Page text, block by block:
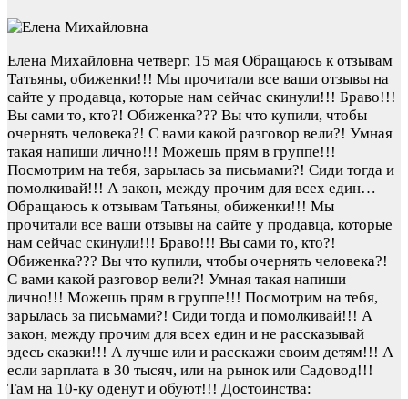
Елена Михайловна четверг, 15 мая Обращаюсь к отзывам
Татьяны, обиженки!!! Мы прочитали все ваши отзывы на
сайте у продавца, которые нам сейчас скинули!!! Браво!!!
Вы сами то, кто?! Обиженка??? Вы что купили, чтобы
очернять человека?! С вами какой разговор вели?! Умная
такая напиши лично!!! Можешь прям в группе!!!
Посмотрим на тебя, зарылась за письмами?! Сиди тогда и
помолкивай!!! А закон, между прочим для всех един…
Обращаюсь к отзывам Татьяны, обиженки!!! Мы
прочитали все ваши отзывы на сайте у продавца, которые
нам сейчас скинули!!! Браво!!! Вы сами то, кто?!
Обиженка??? Вы что купили, чтобы очернять человека?!
С вами какой разговор вели?! Умная такая напиши
лично!!! Можешь прям в группе!!! Посмотрим на тебя,
зарылась за письмами?! Сиди тогда и помолкивай!!! А
закон, между прочим для всех един и не рассказывай
здесь сказки!!! А лучше или и расскажи своим детям!!! А
если зарплата в 30 тысяч, или на рынок или Садовод!!!
Там на 10-ку оденут и обуют!!! Достоинства: